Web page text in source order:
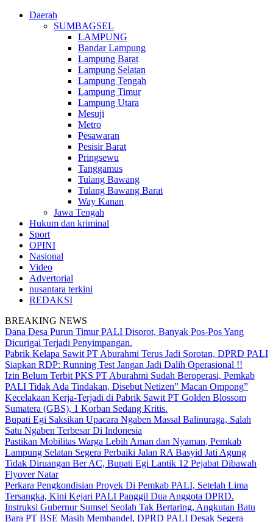
Daerah
SUMBAGSEL
LAMPUNG
Bandar Lampung
Lampung Barat
Lampung Selatan
Lampung Tengah
Lampung Timur
Lampung Utara
Mesuji
Metro
Pesawaran
Pesisir Barat
Pringsewu
Tanggamus
Tulang Bawang
Tulang Bawang Barat
Way Kanan
Jawa Tengah
Hukum dan kriminal
Sport
OPINI
Nasional
Video
Advertorial
nusantara terkini
REDAKSI
BREAKING NEWS
Dana Desa Purun Timur PALI Disorot, Banyak Pos-Pos Yang
Dicurigai Terjadi Penyimpangan.
Pabrik Kelapa Sawit PT Aburahmi Terus Jadi Sorotan, DPRD PALI
Siapkan RDP: Running Test Jangan Jadi Dalih Operasional !!
Izin Belum Terbit PKS PT Aburahmi Sudah Beroperasi, Pemkab
PALI Tidak Ada Tindakan, Disebut Netizen” Macan Ompong”
Kecelakaan Kerja-Terjadi di Pabrik Sawit PT Golden Blossom
Sumatera (GBS), 1 Korban Sedang Kritis.
Bupati Egi Saksikan Upacara Ngaben Massal Balinuraga, Salah
Satu Ngaben Terbesar Di Indonesia
Pastikan Mobilitas Warga Lebih Aman dan Nyaman, Pemkab
Lampung Selatan Segera Perbaiki Jalan RA Basyid Jati Agung
Tidak Diruangan Ber AC, Bupati Egi Lantik 12 Pejabat Dibawah
Flyover Natar
Perkara Pengkondisian Proyek Di Pemkab PALI, Setelah Lima
Tersangka, Kini Kejari PALI Panggil Dua Anggota DPRD.
Instruksi Gubernur Sumsel Seolah Tak Bertaring, Angkutan Batu
Bara PT BSE Masih Membandel, DPRD PALI Desak Segera